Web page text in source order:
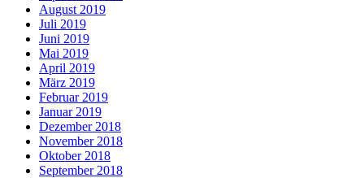
August 2019
Juli 2019
Juni 2019
Mai 2019
April 2019
März 2019
Februar 2019
Januar 2019
Dezember 2018
November 2018
Oktober 2018
September 2018